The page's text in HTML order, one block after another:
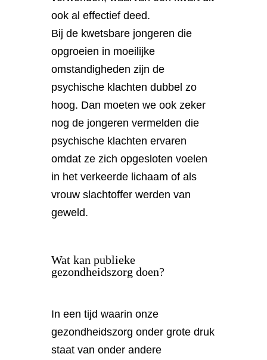
ook al effectief deed.
Bij de kwetsbare jongeren die
opgroeien in moeilijke
omstandigheden zijn de
psychische klachten dubbel zo
hoog. Dan moeten we ook zeker
nog de jongeren vermelden die
psychische klachten ervaren
omdat ze zich opgesloten voelen
in het verkeerde lichaam of als
vrouw slachtoffer werden van
geweld.
Wat kan publieke
gezondheidszorg doen?
In een tijd waarin onze
gezondheidszorg onder grote druk
staat van onder andere